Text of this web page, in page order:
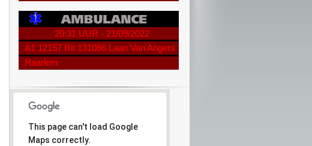
20:31 UUR - 21/09/2022
A1 12157 Rit 131086 Laan Van Angers
Haarlem
This page can't load Google
Maps correctly.